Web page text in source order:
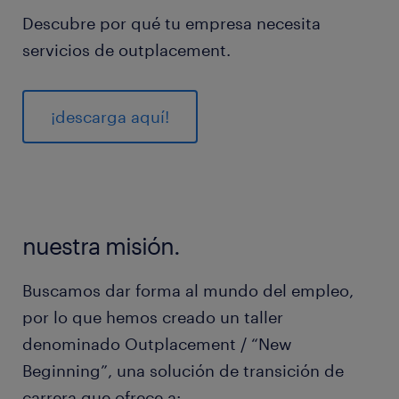
Descubre por qué tu empresa necesita
servicios de outplacement.
¡descarga aquí!
nuestra misión.
Buscamos dar forma al mundo del empleo,
por lo que hemos creado un taller
denominado Outplacement / “New
Beginning”, una solución de transición de